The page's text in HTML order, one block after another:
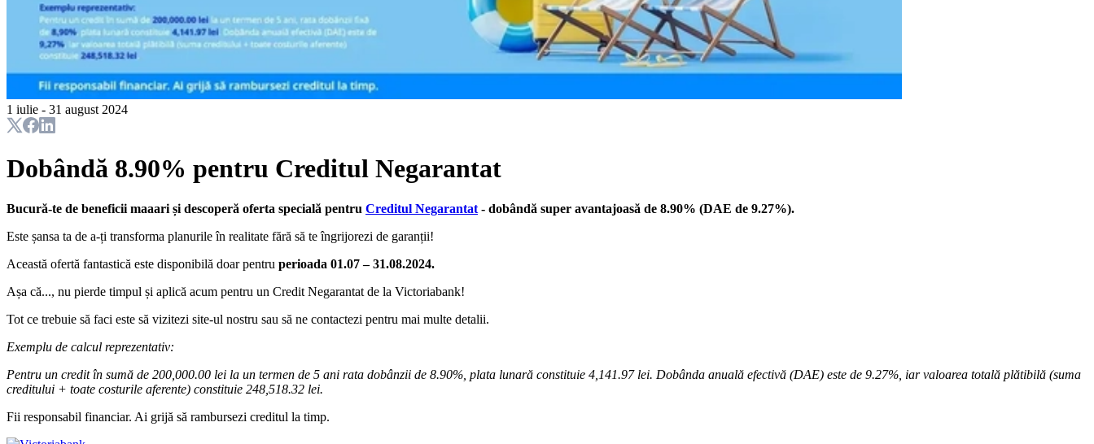
1 iulie - 31 august 2024
Dobândă 8.90% pentru Creditul Negarantat
Bucură-te de beneficii maaari și descoperă oferta specială pentru Creditul Negarantat - dobândă super avantajoasă de 8.90% (DAE de 9.27%).
Este șansa ta de a-ți transforma planurile în realitate fără să te îngrijorezi de garanții!
Această ofertă fantastică este disponibilă doar pentru perioada 01.07 – 31.08.2024.
Așa că..., nu pierde timpul și aplică acum pentru un Credit Negarantat de la Victoriabank!
Tot ce trebuie să faci este să vizitezi site-ul nostru sau să ne contactezi pentru mai multe detalii.
Exemplu de calcul reprezentativ:
Pentru un credit în sumă de 200,000.00 lei la un termen de 5 ani rata dobânzii de 8.90%, plata lunară constituie 4,141.97 lei. Dobânda anuală efectivă (DAE) este de 9.27%, iar valoarea totală plătibilă (suma
creditului + toate costurile aferente) constituie 248,518.32 lei.
Fii responsabil financiar. Ai grijă să rambursezi creditul la timp.